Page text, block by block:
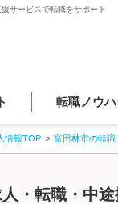
サービスで転職をサポート
転職ノウハ
情報TOP 富田林市の転職
・転職・中